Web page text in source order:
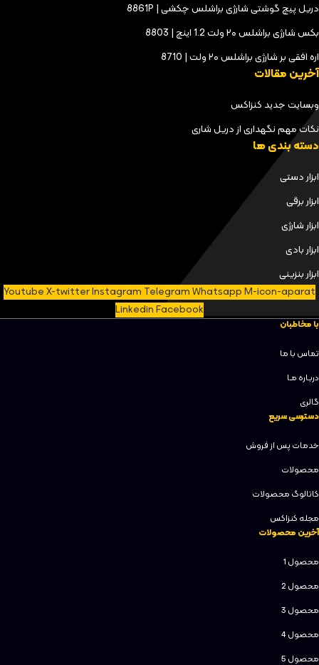
دریل پیچ گوشتی شارژی براشلس چکشی | 8861P
بکس شارژی براشلس ۲۰ ولت 1.2 اینچ | 8803
اره افقی بر شارژی براشلس ۲۰ ولت | 8710
آخرین مقالات
وبسایت جدید کنزاکس
نکات مهم نگهداری از دریل شاری
دسته بندی ها
ابزار دستی
ابزار برقی
ابزار شارژی
ابزار بادی
ابزار بنزینی
YoutubeX-twitterInstagram TelegramWhatsappM-icon-aparat
LinkedinFacebook
با مخاطبان
تماس با ما
دربـاره مـا
گالری
دسترسی سریع
خدمات پس از فروش
محصولات
کاتالوگ محصولات
مجله کنزاکس
آخرین محصولات
محصول 1
محصول 2
محصول 3
محصول 4
محصول 5